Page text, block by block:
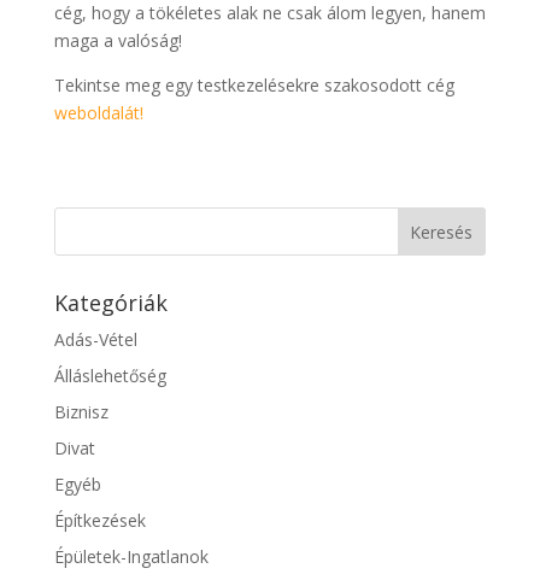
cég, hogy a tökéletes alak ne csak álom legyen, hanem
maga a valóság!
Tekintse meg egy testkezelésekre szakosodott cég
weboldalát!
Kategóriák
Adás-Vétel
Álláslehetőség
Biznisz
Divat
Egyéb
Építkezések
Épületek-Ingatlanok